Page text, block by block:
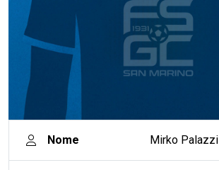
Nome Mirko Palazzi